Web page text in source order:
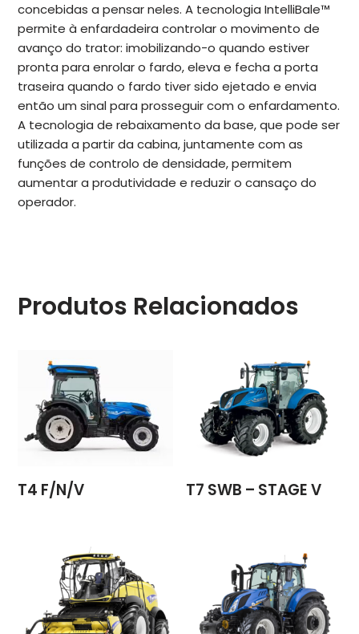
concebidas a pensar neles. A tecnologia IntelliBale™
permite à enfardadeira controlar o movimento de
avanço do trator: imobilizando-o quando estiver
pronta para enrolar o fardo, eleva e fecha a porta
traseira quando o fardo tiver sido ejetado e envia
então um sinal para prosseguir com o enfardamento.
A tecnologia de rebaixamento da base, que pode ser
utilizada a partir da cabina, juntamente com as
funções de controlo de densidade, permitem
aumentar a produtividade e reduzir o cansaço do
operador.
Produtos Relacionados
T4 F/N/V T7 SWB – STAGE V